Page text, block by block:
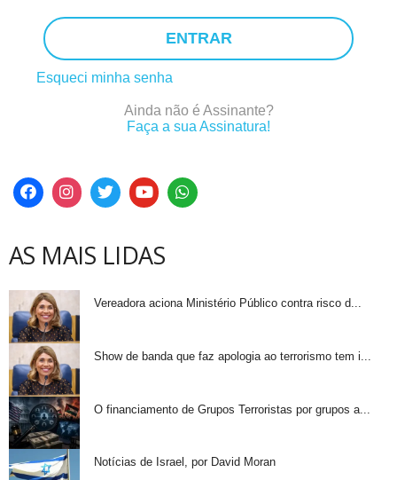
ENTRAR
Esqueci minha senha
Ainda não é Assinante?
Faça a sua Assinatura!
AS MAIS LIDAS
Vereadora aciona Ministério Público contra risco d...
Show de banda que faz apologia ao terrorismo tem i...
O financiamento de Grupos Terroristas por grupos a...
Notícias de Israel, por David Moran